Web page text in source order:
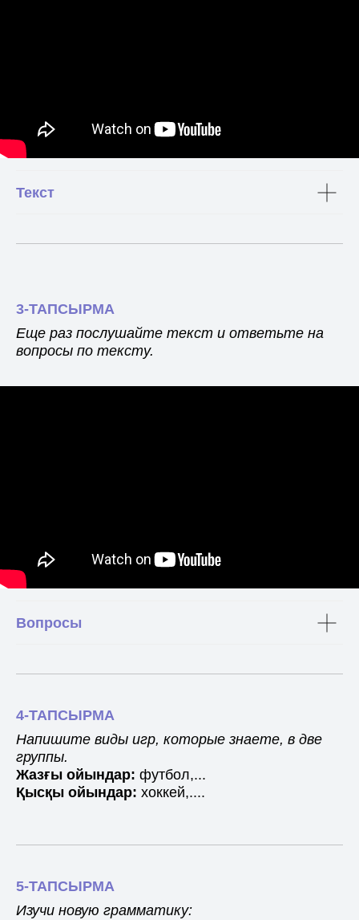
Текст
3-ТАПСЫРМА
Еще раз послушайте текст и ответьте на
вопросы по тексту.
Вопросы
4-ТАПСЫРМА
Напишите виды игр, которые знаете, в две
группы.
Жазғы ойындар: футбол,...
Қысқы ойындар: хоккей,....
5-ТАПСЫРМА
Изучи новую грамматику: